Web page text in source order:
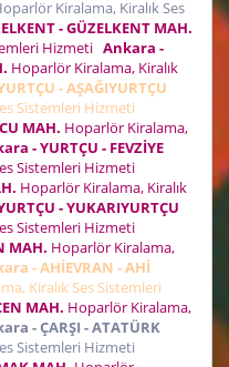
Kiralama, Kiralık Ses
- GÜZELKENT MAH.
Hizmeti Ankara -
Hoparlör Kiralama, Kiralık
- AŞAĞIYURTÇU
Sistemleri Hizmeti
MAH. Hoparlör Kiralama,
- YURTÇU - FEVZİYE
Sistemleri Hizmeti
Hoparlör Kiralama, Kiralık
- YUKARIYURTÇU
Sistemleri Hizmeti
MAH. Hoparlör Kiralama,
- AHİEVRAN - AHİ
Kiralık Ses Sistemleri
MAH. Hoparlör Kiralama,
- ÇARŞI - ATATÜRK
Sistemleri Hizmeti